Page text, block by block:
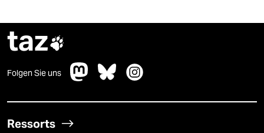
taz
Folgen Sie uns
Ressorts